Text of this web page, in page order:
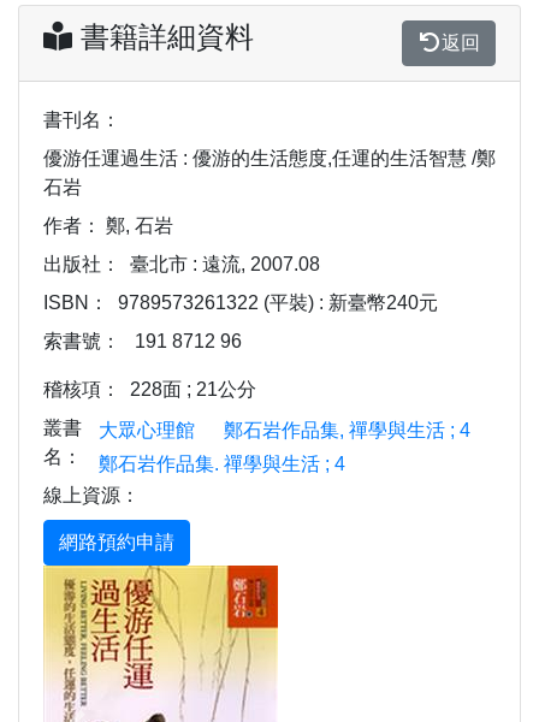
書籍詳細資料 返回
書刊名：
優游任運過生活 : 優游的生活態度,任運的生活智慧 /鄭
石岩
作者：
鄭, 石岩
出版社：
臺北市 : 遠流, 2007.08
ISBN：
9789573261322 (平裝) : 新臺幣240元
索書號：
191 8712 96
稽核項：
228面 ; 21公分
叢書
名：
大眾心理館
鄭石岩作品集, 禪學與生活 ; 4
鄭石岩作品集. 禪學與生活 ; 4
線上資源：